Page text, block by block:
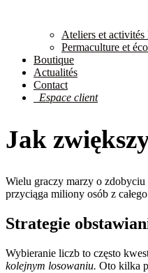
Ateliers et activités
Permaculture et
Boutique
Actualités
Contact
Espace client
Jak
Wielu graczy marzy o
przyciąga miliony osób z
Strategie
Wybieranie liczb to często
kolejnym losowaniu. Oto kilka